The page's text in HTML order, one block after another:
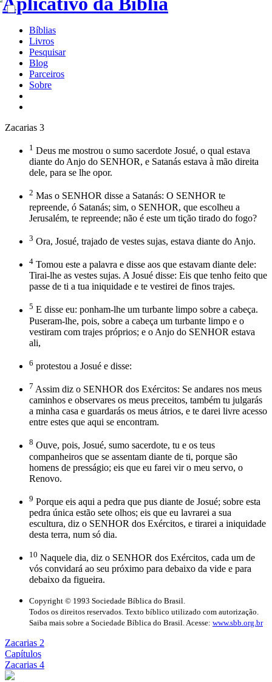
Bíblias
Livros
Pesquisar
Blog
Parceiros
Sobre
Zacarias 3
1 Deus me mostrou o sumo sacerdote Josué, o qual estava
diante do Anjo do SENHOR, e Satanás estava à mão direita
dele, para se lhe opor.
2 Mas o SENHOR disse a Satanás: O SENHOR te
repreende, ó Satanás; sim, o SENHOR, que escolheu a
Jerusalém, te repreende; não é este um tição tirado do fogo?
3 Ora, Josué, trajado de vestes sujas, estava diante do Anjo.
4 Tomou este a palavra e disse aos que estavam diante dele:
Tirai-lhe as vestes sujas. A Josué disse: Eis que tenho feito que
passe de ti a tua iniquidade e te vestirei de finos trajes.
5 E disse eu: ponham-lhe um turbante limpo sobre a cabeça.
Puseram-lhe, pois, sobre a cabeça um turbante limpo e o
vestiram com trajes próprios; e o Anjo do SENHOR estava
ali,
6 protestou a Josué e disse:
7 Assim diz o SENHOR dos Exércitos: Se andares nos meus
caminhos e observares os meus preceitos, também tu julgarás
a minha casa e guardarás os meus átrios, e te darei livre acesso
entre estes que aqui se encontram.
8 Ouve, pois, Josué, sumo sacerdote, tu e os teus
companheiros que se assentam diante de ti, porque são
homens de presságio; eis que eu farei vir o meu servo, o
Renovo.
9 Porque eis aqui a pedra que pus diante de Josué; sobre esta
pedra única estão sete olhos; eis que eu lavrarei a sua
escultura, diz o SENHOR dos Exércitos, e tirarei a iniquidade
desta terra, num só dia.
10 Naquele dia, diz o SENHOR dos Exércitos, cada um de
vós convidará ao seu próximo para debaixo da vide e para
debaixo da figueira.
Copyright © 1993 Sociedade Bíblica do Brasil.
Todos os direitos reservados. Texto bíblico utilizado com autorização.
Saiba mais sobre a Sociedade Bíblica do Brasil. Acesse: www.sbb.org.br
Zacarias 2
Capítulos
Zacarias 4